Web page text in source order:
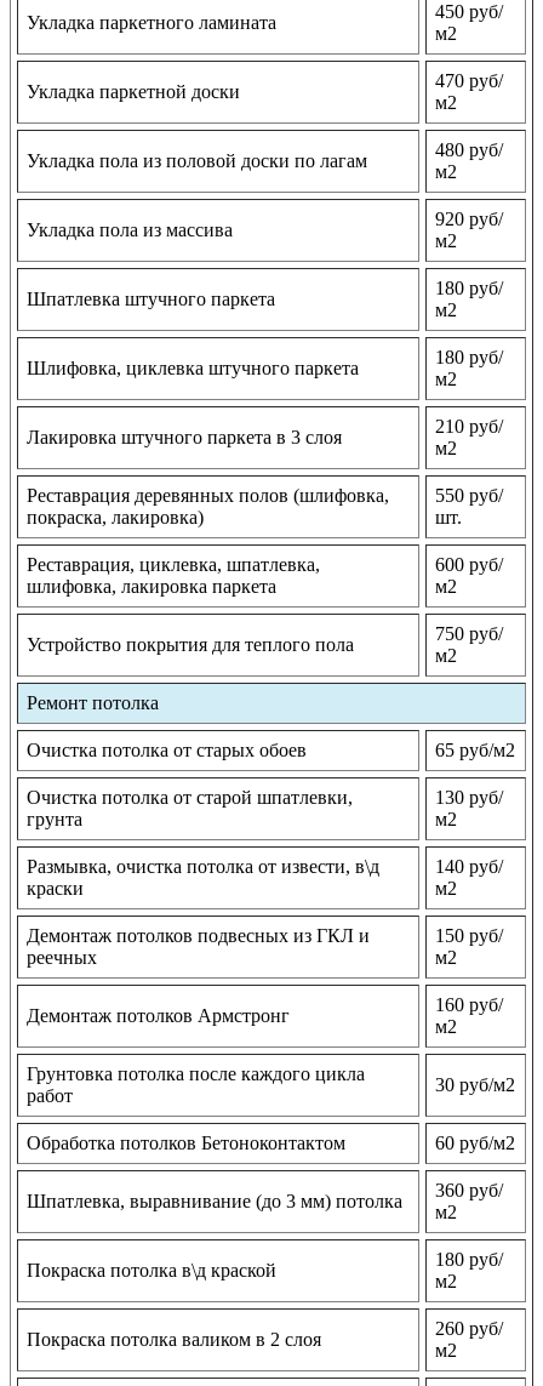
Укладка паркетного ламината
450 руб/
м2
Укладка паркетной доски
470 руб/
м2
Укладка пола из половой доски по лагам
480 руб/
м2
Укладка пола из массива
920 руб/
м2
Шпатлевка штучного паркета
180 руб/
м2
Шлифовка, циклевка штучного паркета
180 руб/
м2
Лакировка штучного паркета в 3 слоя
210 руб/
м2
Реставрация деревянных полов (шлифовка,
покраска, лакировка)
550 руб/
шт.
Реставрация, циклевка, шпатлевка,
шлифовка, лакировка паркета
600 руб/
м2
Устройство покрытия для теплого пола
750 руб/
м2
Ремонт потолка
Очистка потолка от старых обоев 65 руб/м2
Очистка потолка от старой шпатлевки,
грунта
130 руб/
м2
Размывка, очистка потолка от извести, в\д
краски
140 руб/
м2
Демонтаж потолков подвесных из ГКЛ и
реечных
150 руб/
м2
Демонтаж потолков Армстронг
160 руб/
м2
Грунтовка потолка после каждого цикла
работ
30 руб/м2
Обработка потолков Бетоноконтактом 60 руб/м2
Шпатлевка, выравнивание (до 3 мм) потолка
360 руб/
м2
Покраска потолка в\д краской
180 руб/
м2
Покраска потолка валиком в 2 слоя
260 руб/
м2